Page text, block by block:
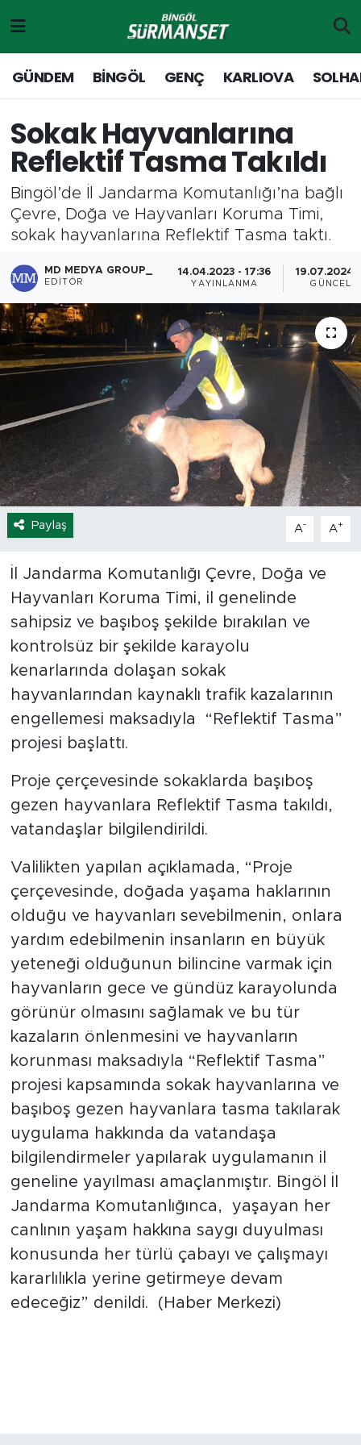
GÜNDEM BİNGÖL GENÇ KARLIOVA
Sokak Hayvanlarına
Reflektif Tasma Takıldı
Bingöl’de İl Jandarma Komutanlığı’na bağlı
Çevre, Doğa ve Hayvanları Koruma Timi,
sokak hayvanlarına Reflektif Tasma taktı.
MD MEDYA GROUP_
EDITÖR
14.04.2023 - 17:36
YAYINLANMA
19.07.2024
Paylaş A- A+
İl Jandarma Komutanlığı Çevre, Doğa ve
Hayvanları Koruma Timi, il genelinde
sahipsiz ve başıboş şekilde bırakılan ve
kontrolsüz bir şekilde karayolu
kenarlarında dolaşan sokak
hayvanlarından kaynaklı trafik kazalarının
engellemesi maksadıyla “Reflektif Tasma”
projesi başlattı.
Proje çerçevesinde sokaklarda başıboş
gezen hayvanlara Reflektif Tasma takıldı,
vatandaşlar bilgilendirildi.
Valilikten yapılan açıklamada, “Proje
çerçevesinde, doğada yaşama haklarının
olduğu ve hayvanları sevebilmenin, onlara
yardım edebilmenin insanların en büyük
yeteneği olduğunun bilincine varmak için
hayvanların gece ve gündüz karayolunda
görünür olmasını sağlamak ve bu tür
kazaların önlenmesini ve hayvanların
korunması maksadıyla “Reflektif Tasma”
projesi kapsamında sokak hayvanlarına ve
başıboş gezen hayvanlara tasma takılarak
uygulama hakkında da vatandaşa
bilgilendirmeler yapılarak uygulamanın il
geneline yayılması amaçlanmıştır. Bingöl İl
Jandarma Komutanlığınca, yaşayan her
canlının yaşam hakkına saygı duyulması
konusunda her türlü çabayı ve çalışmayı
kararlılıkla yerine getirmeye devam
edeceğiz” denildi. (Haber Merkezi)
Genç
Solhan
Karlıova
Adaklı-Kiğı
Yayladere-Yedisu
MD Prestij Dergisi
Siyaset
Sağlık
Eğitim
Hava Durumu
Tavz Der
Bingöl Kaza Haberleri
Merkez Hava Durumu
Merkez Trafik Yoğunluk Haritası
Süper Lig Puan Durumu ve Fikstür
Tüm Manşetler
Son Dakika Haberleri
Haber Arşivi